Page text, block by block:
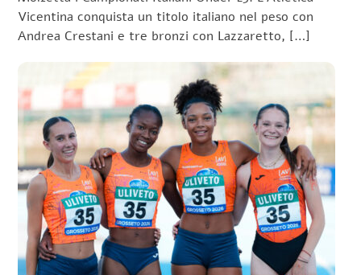
Vicentina conquista un titolo italiano nel peso con
Andrea Crestani e tre bronzi con Lazzaretto, […]